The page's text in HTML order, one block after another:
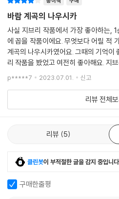
바람 계곡의 나우시카
사실 지브리 작품에서 가장 좋아하는,
에 꼽을 작품이에요. 무엇보다 어릴 적 가장 처음 접한 지브리 영화가 바람
계곡의 나우시카였어요. 그때의 기억이 좋아서인지 그 후로도 꾸준히 지브
리 작품을 봤었고 여전히 좋아해요. 지브리 영화의 그 분위기와 색감, 수채
화 느낌의 그림들을 좋아했고 지금도 취향은
의 아트집
p*****7 2023.07.01. 신고
리뷰 전체
리뷰 5
클린봇이 부적절한 글을 감지 중입니
구매한줄평